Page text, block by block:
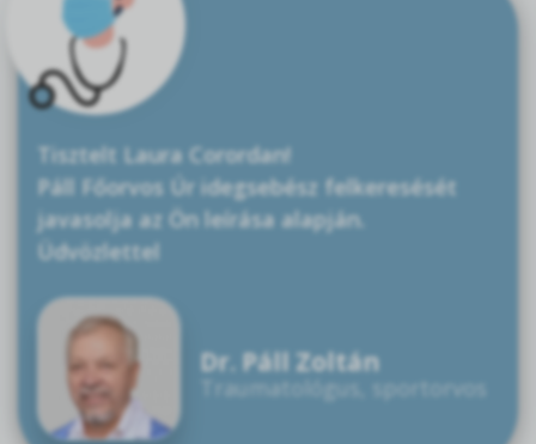
Tisztelt Laura Corordan!
Páll Főorvos Úr idegsebész felkeresését
javasolja az Ön leírása alapján.
Üdvözlettel
Dr. Páll Zoltán
Traumatológus, sportorvos